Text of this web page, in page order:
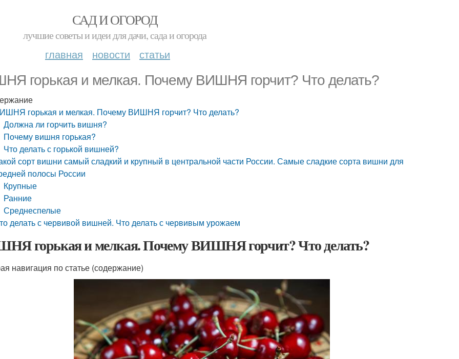
САД И ОГОРОД
лучшие советы и идеи для дачи, сада и огорода
главная новости статьи
горькая и мелкая. Почему ВИШНЯ горчит? Что делать?
горькая и мелкая. Почему ВИШНЯ горчит? Что делать?
Должна ли горчить вишня?
Почему вишня горькая?
Что делать с горькой вишней?
сорт вишни самый сладкий и крупный в центральной части России. Самые сладкие сорта вишни для
полосы России
Крупные
Ранние
Среднеспелые
делать с червивой вишней. Что делать с червивым урожаем
горькая и мелкая. Почему ВИШНЯ горчит? Что делать?
навигация по статье (содержание)